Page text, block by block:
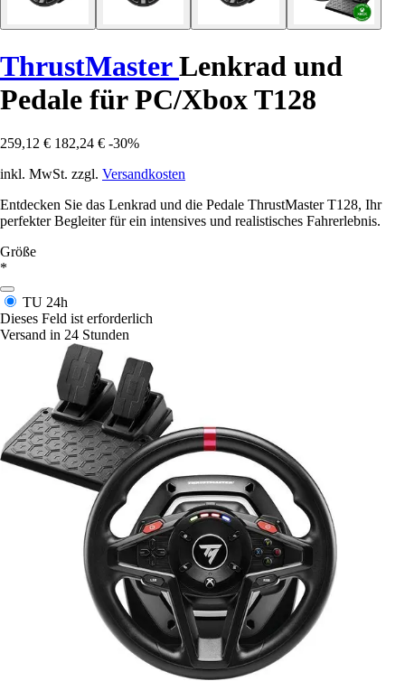
ThrustMasterLenkrad und
Pedale für PC/Xbox T128
259,12 € 182,24 € -30%
inkl. MwSt. zzgl. Versandkosten
Entdecken Sie das Lenkrad und die Pedale ThrustMaster T128, Ihr
perfekter Begleiter für ein intensives und realistisches Fahrerlebnis.
Größe
*
TU 24h
Dieses Feld ist erforderlich
Versand in 24 Stunden